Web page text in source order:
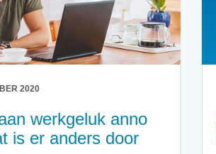
2020
werkgeluk anno
is er anders door